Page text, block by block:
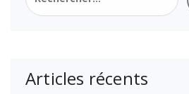
Articles récents